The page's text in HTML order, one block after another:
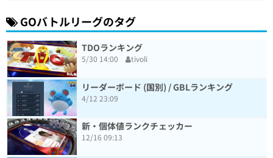
GOバトルリーグのタグ
TDOランキング
5/30 14:00 tivoli
リーダーボード (国別) / GBLランキング
4/12 23:09
新・個体値ランクチェッカー
12/16 09:13